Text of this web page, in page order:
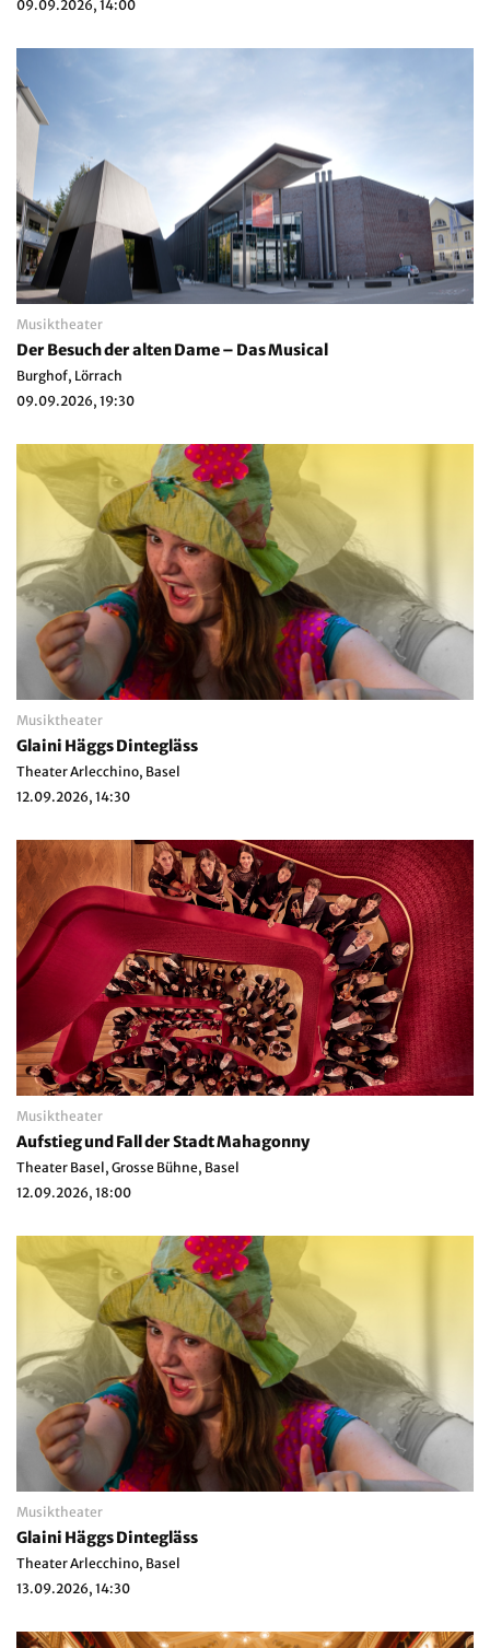
09.09.2026, 14:00
Musiktheater
Der Besuch der alten Dame – Das Musical
Burghof, Lörrach
09.09.2026, 19:30
Musiktheater
Glaini Häggs Dintegläss
Theater Arlecchino, Basel
12.09.2026, 14:30
Musiktheater
Aufstieg und Fall der Stadt Mahagonny
Theater Basel, Grosse Bühne, Basel
12.09.2026, 18:00
Musiktheater
Glaini Häggs Dintegläss
Theater Arlecchino, Basel
13.09.2026, 14:30